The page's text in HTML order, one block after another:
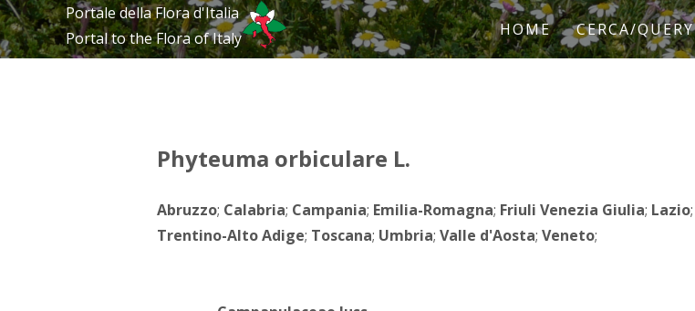
Portale della Flora d'Italia
Portal to the Flora of Italy
HOME CERCA/QUERY
Phyteuma orbiculare L.
Abruzzo; Calabria; Campania; Emilia-Romagna; Friuli Venezia Giulia; Lazio;
Trentino-Alto Adige; Toscana; Umbria; Valle d'Aosta; Veneto;